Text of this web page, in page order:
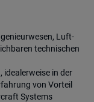
Luft-
technischen
idealerweise in der
von Vorteil
Systems